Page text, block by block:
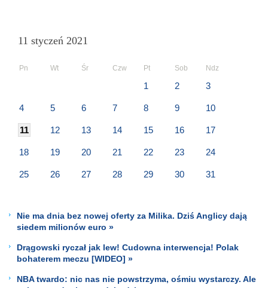
11 styczeń 2021
Pn Wt Śr Czw Pt Sob Ndz
1 2 3
4 5 6 7 8 9 10
11 12 13 14 15 16 17
18 19 20 21 22 23 24
25 26 27 28 29 30 31
Nie ma dnia bez nowej oferty za Milika. Dziś Anglicy dają
siedem milionów euro »
Drągowski ryczał jak lew! Cudowna interwencja! Polak
bohaterem meczu [WIDEO] »
NBA twardo: nic nas nie powstrzyma, ośmiu wystarczy. Ale